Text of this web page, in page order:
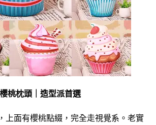
桃枕頭｜造型派首選
上面有櫻桃點綴，完全走視覺系。老實